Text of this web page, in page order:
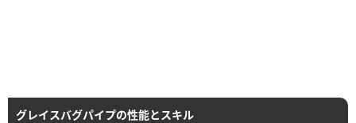
グレイスバグパイプの性能とスキル